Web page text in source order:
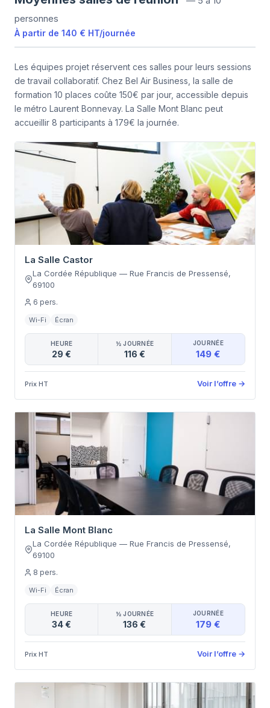
personnes
À partir de 140 € HT/journée
Les équipes projet réservent ces salles pour leurs sessions
de travail collaboratif. Chez Bel Air Business, la salle de
formation 10 places coûte 150€ par jour, accessible depuis
le métro Laurent Bonnevay. La Salle Mont Blanc peut
accueillir 8 participants à 179€ la journée.
La Salle Castor
La Cordée République — Rue Francis de Pressensé,
69100
6 pers.
Wi-Fi Écran
HEURE
29 €
½ JOURNÉE
116 €
JOURNÉE
149 €
Prix HT Voir l’offre →
La Salle Mont Blanc
La Cordée République — Rue Francis de Pressensé,
69100
8 pers.
Wi-Fi Écran
HEURE
34 €
½ JOURNÉE
136 €
JOURNÉE
179 €
Prix HT Voir l’offre →